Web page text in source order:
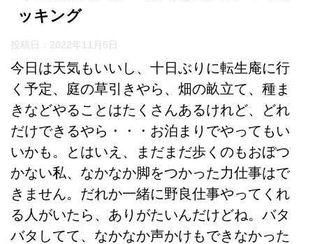
ッキング
投稿日： 2022年11月5日
今日は天気もいいし、十日ぶりに転生庵に行
く予定、庭の草引きやら、畑の畝立て、種ま
きなどやることはたくさんあるけれど、どれ
だけできるやら・・・お泊まりでやってもい
いかも。とはいえ、まだまだ歩くのもおぼつ
かない私、なかなか脚をつかった力仕事はで
きません。だれか一緒に野良仕事やってくれ
る人がいたら、ありがたいんだけどね。バタ
バタしてて、なかなか声かけもできなかった